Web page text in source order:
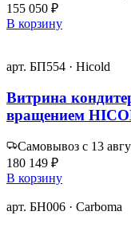
155 050 ₽
В корзину
арт. БП554 · Hicold
Витрина
вращением
Самовывоз с 13
180 149 ₽
В корзину
арт. БН006 · Carboma